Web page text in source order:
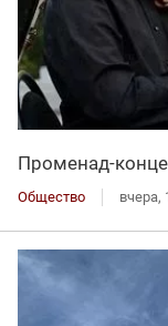
Променад-
Общество вчера,